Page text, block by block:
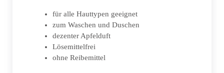
für alle Hauttypen geeignet
zum Waschen und Duschen
dezenter Apfelduft
Lösemittelfrei
ohne Reibemittel